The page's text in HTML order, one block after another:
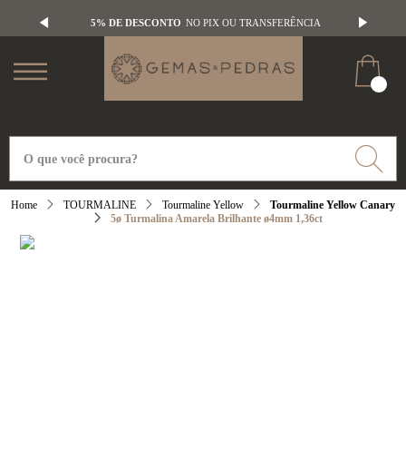
5% DE DESCONTO NO PIX OU TRANSFERÊNCIA
TOURMALINE Tourmaline Yellow
Tourmaline Yellow Canary
5ø Turmalina Amarela Brilhante ø4mm 1,36ct